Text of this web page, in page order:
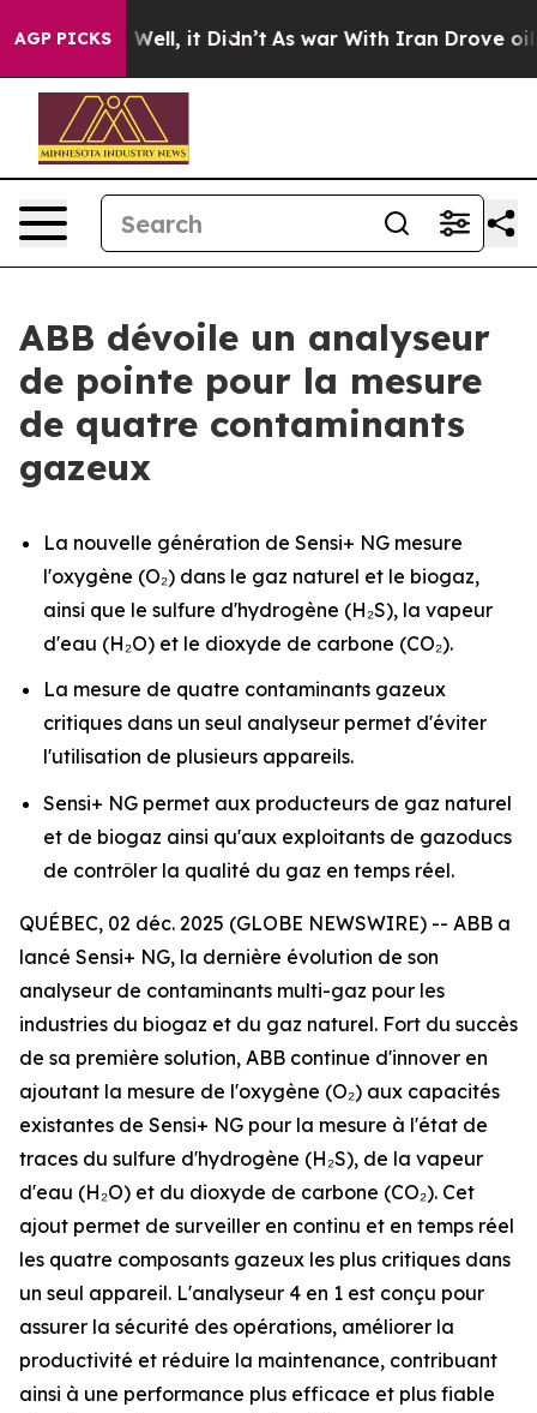
AGP PICKS
40%. Well, it Didn’t As war With Iran Drove oil
ABB dévoile un analyseur
de pointe pour la mesure
de quatre contaminants
gazeux
La nouvelle génération de Sensi+ NG mesure
l'oxygène (O₂) dans le gaz naturel et le biogaz,
ainsi que le sulfure d'hydrogène (H₂S), la vapeur
d'eau (H₂O) et le dioxyde de carbone (CO₂).
La mesure de quatre contaminants gazeux
critiques dans un seul analyseur permet d'éviter
l'utilisation de plusieurs appareils.
Sensi+ NG permet aux producteurs de gaz naturel
et de biogaz ainsi qu'aux exploitants de gazoducs
de contrôler la qualité du gaz en temps réel.
QUÉBEC, 02 déc. 2025 (GLOBE NEWSWIRE) -- ABB a
lancé Sensi+ NG, la dernière évolution de son
analyseur de contaminants multi-gaz pour les
industries du biogaz et du gaz naturel. Fort du succès
de sa première solution, ABB continue d'innover en
ajoutant la mesure de l'oxygène (O₂) aux capacités
existantes de Sensi+ NG pour la mesure à l'état de
traces du sulfure d'hydrogène (H₂S), de la vapeur
d'eau (H₂O) et du dioxyde de carbone (CO₂). Cet
ajout permet de surveiller en continu et en temps réel
les quatre composants gazeux les plus critiques dans
un seul appareil. L'analyseur 4 en 1 est conçu pour
assurer la sécurité des opérations, améliorer la
productivité et réduire la maintenance, contribuant
ainsi à une performance plus efficace et plus fiable